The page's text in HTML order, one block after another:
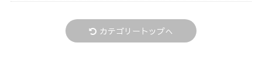
カテゴリートップへ